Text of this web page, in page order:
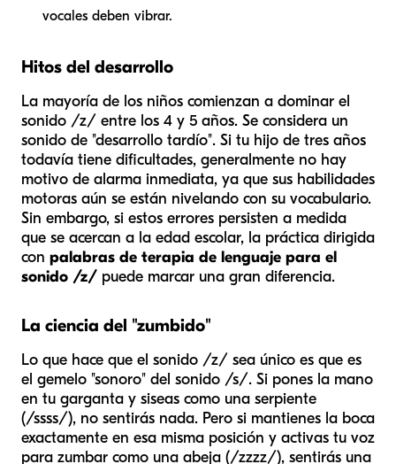
vocales deben vibrar.
Hitos del desarrollo
La mayoría de los niños comienzan a dominar el
sonido /z/ entre los 4 y 5 años. Se considera un
sonido de "desarrollo tardío". Si tu hijo de tres años
todavía tiene dificultades, generalmente no hay
motivo de alarma inmediata, ya que sus habilidades
motoras aún se están nivelando con su vocabulario.
Sin embargo, si estos errores persisten a medida
que se acercan a la edad escolar, la práctica dirigida
con palabras de terapia de lenguaje para el
sonido /z/ puede marcar una gran diferencia.
La ciencia del "zumbido"
Lo que hace que el sonido /z/ sea único es que es
el gemelo "sonoro" del sonido /s/. Si pones la mano
en tu garganta y siseas como una serpiente
(/ssss/), no sentirás nada. Pero si mantienes la boca
exactamente en esa misma posición y activas tu voz
para zumbar como una abeja (/zzzz/), sentirás una